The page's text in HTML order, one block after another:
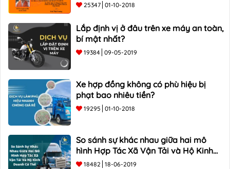
25347 01-10-2018
Lắp định vị ở đâu trên xe máy an toàn,
bí mật nhất?
19384 09-05-2019
Xe hợp đồng không có phù hiệu bị
phạt bao nhiêu tiền?
19295 01-10-2018
So sánh sự khác nhau giữa hai mô
hình Hợp Tác Xã Vận Tải và Hộ Kinh
Doanh Cá Thể
18482 18-06-2019